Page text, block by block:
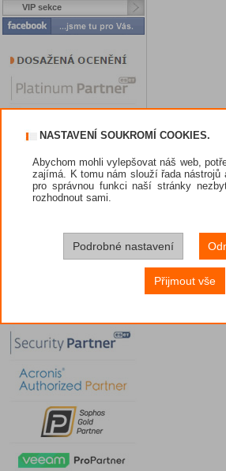
VIP sekce
NASTAVENÍ SOUKROMÍ COOKIES.
Abychom mohli vylepšovat náš web,
zajímá. K tomu nám slouží řada nástrojů
pro správnou funkci naší stránky
rozhodnout sami.
Podrobné nastavení
Přijmout vše